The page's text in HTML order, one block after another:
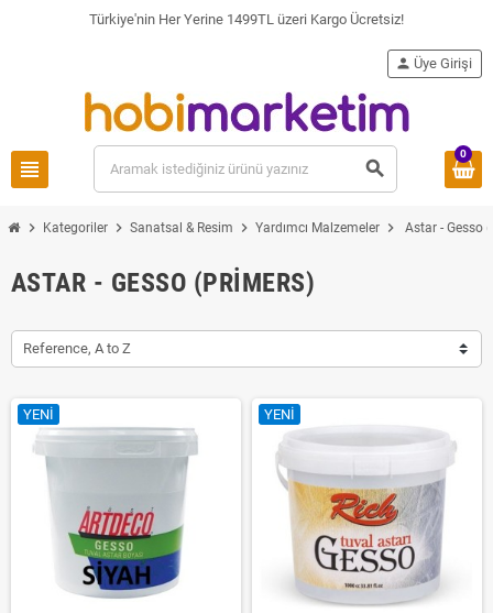
Türkiye'nin Her Yerine 1499TL üzeri Kargo Ücretsiz!
view_headline search
person Üye Girişi
0
chevron_right Kategoriler chevron_right Sanatsal & Resim chevron_right Yardımcı Malzemeler chevron_right Astar - Gesso
ASTAR - GESSO (PRIMERS)
Reference, A to Z
YENI YENI